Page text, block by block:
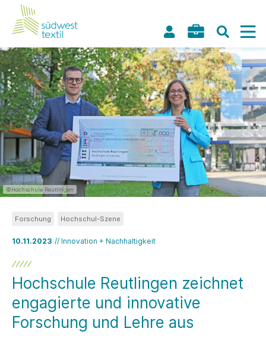
©Hochschule Reutlingen
10.11.2023 // Innovation + Nachhaltigkeit
Forschung Hochschul-Szene
Hochschule Reutlingen zeichnet
engagierte und innovative
Forschung und Lehre aus